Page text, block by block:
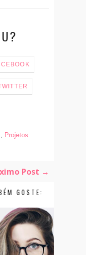
Projetos
Post →
GOSTE: